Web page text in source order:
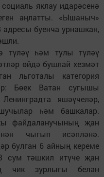
яклау идарәсенә
аңлатты. «Ышаныч»
буенча урнашкан,
түләү һәм тулы түләү
өйдә бушлай хезмәт
льготалы категория
Бөек Ватан сугышы
яшәүчеләр,
һәм башкалар.
файдаланучының җан
чыгып исәпләнә.
булган 6 айның кереме
сум тәшкил итүче җан
чик зурлыгы белән